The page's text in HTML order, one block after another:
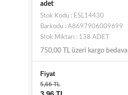
adet
Stok Kodu : ESL14430
Barkodu : A8697906009699
Stok Miktarı : 138 ADET
750,00 TL üzeri kargo bedava
Fiyat
5,66 TL